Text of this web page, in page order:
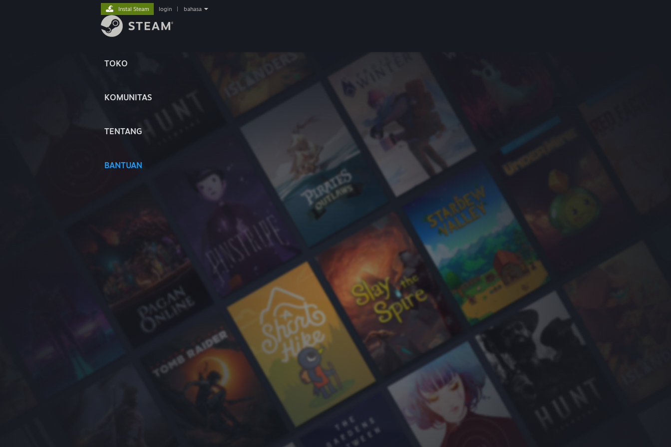
TOKO
KOMUNITAS
TENTANG
BANTUAN
Instal Steam login bahasa